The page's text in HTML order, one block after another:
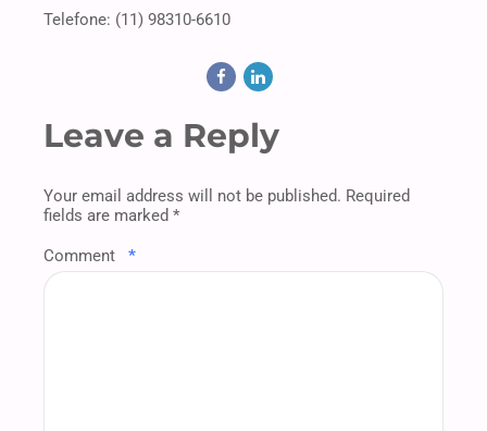
Telefone: (11) 98310-6610
Leave a Reply
Your email address will not be published. Required
fields are marked *
Comment *